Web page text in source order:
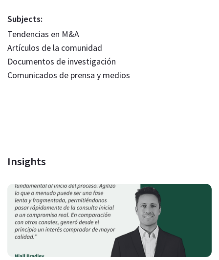
Subjects:
Tendencias en M&A
Artículos de la comunidad
Documentos de investigación
Comunicados de prensa y medios
Insights